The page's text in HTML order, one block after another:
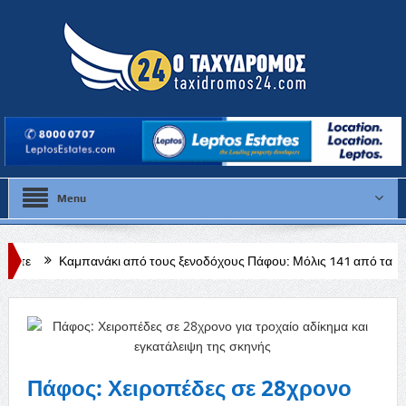
Menu
από τους ξενοδόχους Πάφου: Μόλις 141 από τα 728 ξενοδοχεία
Πάφος: Χειροπέδες σε 28χρονο